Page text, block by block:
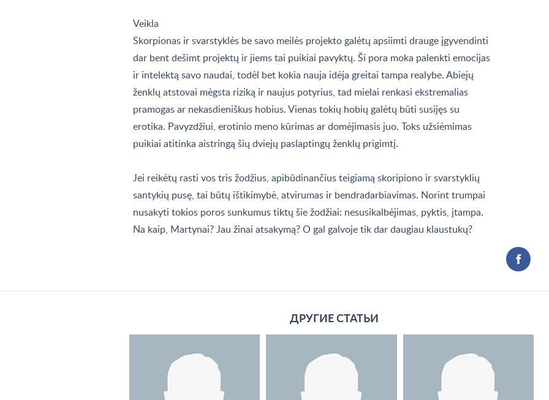
Veikla
Skorpionas ir svarstyklės be savo meilės projekto galėtų apsiimti drauge įgyvendinti
dar bent dešimt projektų ir jiems tai puikiai pavyktų. Ši pora moka palenkti emocijas
ir intelektą savo naudai, todėl bet kokia nauja idėja greitai tampa realybe. Abiejų
ženklų atstovai mėgsta riziką ir naujus potyrius, tad mielai renkasi ekstremalias
pramogas ar nekasdieniškus hobius. Vienas tokių hobių galėtų būti susijęs su
erotika. Pavyzdžiui, erotinio meno kūrimas ar domėjimasis juo. Toks užsiėmimas
puikiai atitinka aistringą šių dviejų paslaptingų ženklų prigimtį.
Jei reikėtų rasti vos tris žodžius, apibūdinančius teigiamą skoripiono ir svarstyklių
santykių pusę, tai būtų ištikimybė, atvirumas ir bendradarbiavimas. Norint trumpai
nusakyti tokios poros sunkumus tiktų šie žodžiai: nesusikalbėjimas, pyktis, įtampa.
Na kaip, Martynai? Jau žinai atsakymą? O gal galvoje tik dar daugiau klaustukų?
ДРУГИЕ СТАТЬИ